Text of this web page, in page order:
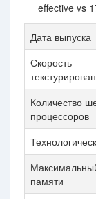
effective vs
Дата выпуска
Скорость
Количество
процессоров
памяти